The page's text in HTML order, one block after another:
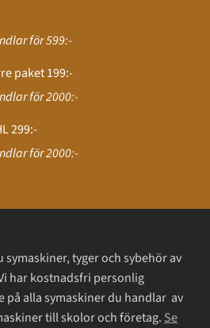
för 599:-
paket 199:-
för 2000:-
299:-
för 2000:-
tyger och sybehör av
har kostnadsfri personlig
på alla symaskiner du handlar av
till skolor och företag. Se